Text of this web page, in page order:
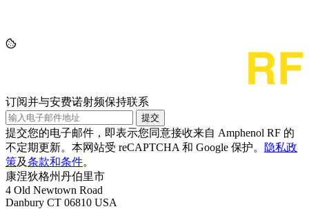
订阅并与安费诺射频保持联系
提交
提交您的电子邮件，即表示您同意接收来自 Amphenol RF 的
不定期更新。本网站受 reCAPTCHA 和 Google 保护。
隐私政
策及条款和条件。
康涅狄格州丹伯里市
4 Old Newtown Road
Danbury CT 06810 USA